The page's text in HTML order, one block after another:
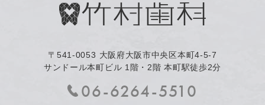
〒541-0053 大阪府大阪市中央区本町4-5-7
サンドール本町ビル 1階・2階 本町駅徒歩2分
06-6264-5510